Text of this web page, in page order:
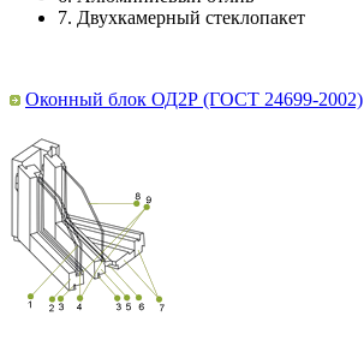
7. Двухкамерный стеклопакет
Оконный блок ОД2Р (ГОСТ 24699-2002)